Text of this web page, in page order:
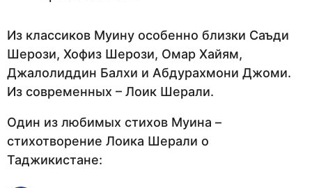
Из классиков Муину особенно близки Саъди
Шерози, Хофиз Шерози, Омар Хайям,
Джалолиддин Балхи и Абдурахмони Джоми.
Из современных – Лоик Шерали.
Один из любимых стихов Муина –
стихотворение Лоика Шерали о
Таджикистане: